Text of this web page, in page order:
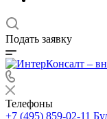
Подать заявку
Телефоны
+7 (495) 859-02-11